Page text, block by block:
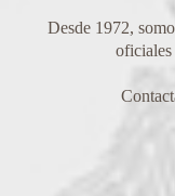
Desde 1972,